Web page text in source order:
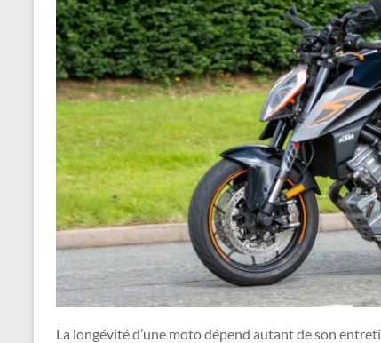
La longévité d’une moto dépend autant de son